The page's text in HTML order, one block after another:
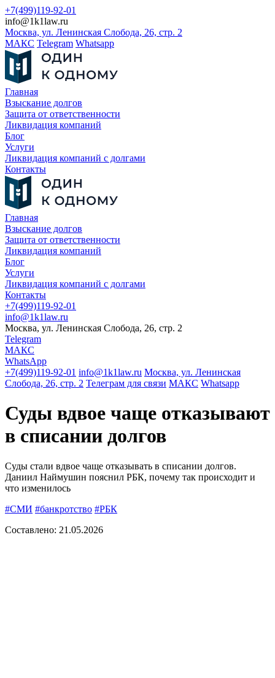
+7(499)119-92-01
info@1k1law.ru
Москва, ул. Ленинская Слобода, 26, стр. 2
МАКС Telegram Whatsapp
Главная
Взыскание долгов
Защита от ответственности
Ликвидация компаний
Блог
Услуги
Ликвидация компаний с долгами
Контакты
Главная
Взыскание долгов
Защита от ответственности
Ликвидация компаний
Блог
Услуги
Ликвидация компаний с долгами
Контакты
+7(499)119-92-01
info@1k1law.ru
Москва, ул. Ленинская Слобода, 26, стр. 2
Telegram
МАКС
WhatsApp
+7(499)119-92-01 info@1k1law.ru Москва, ул. Ленинская
Слобода, 26, стр. 2 Телеграм для связи МАКС Whatsapp
Суды вдвое чаще отказывают
в списании долгов
Суды стали вдвое чаще отказывать в списании долгов.
Даниил Наймушин пояснил РБК, почему так происходит и
что изменилось
#СМИ #банкротство #РБК
Составлено: 21.05.2026